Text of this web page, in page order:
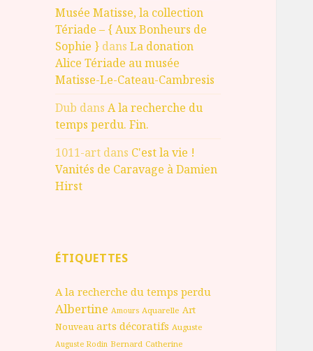
Musée Matisse, la collection
Tériade – { Aux Bonheurs de
Sophie } dansLa donation
Alice Tériade au musée
Matisse-Le-Cateau-Cambresis
Dub dansA la recherche du
temps perdu. Fin.
1011-art dans C'est la vie !
Vanités de Caravage à Damien
Hirst
ÉTIQUETTES
A la recherche du temps perdu
Albertine Amours Aquarelle Art
Nouveau arts décoratifs Auguste
Auguste Rodin Bernard Catherine